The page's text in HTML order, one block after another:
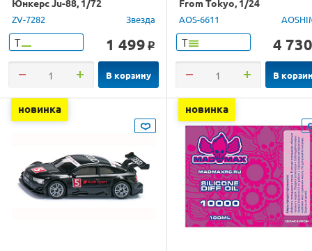
Юнкерс Ju-88, 1/72
ZV-7282 Звезда
Т 1 499 o
В корзину
From Tokyo, 1/24
AOS-6611
Т 4 730
В
новинка новинка